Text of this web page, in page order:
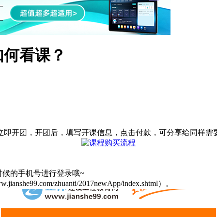
看课？
开团，开团后，填写开课信息，点击付款，可分享给同样
的手机号进行登录哦~
zhuanti/2017newApp/index.shtml）。